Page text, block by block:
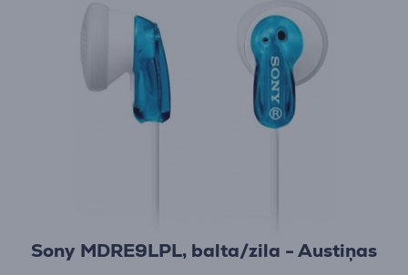
Sony MDRE9LPL, balta/zila - Austiņas